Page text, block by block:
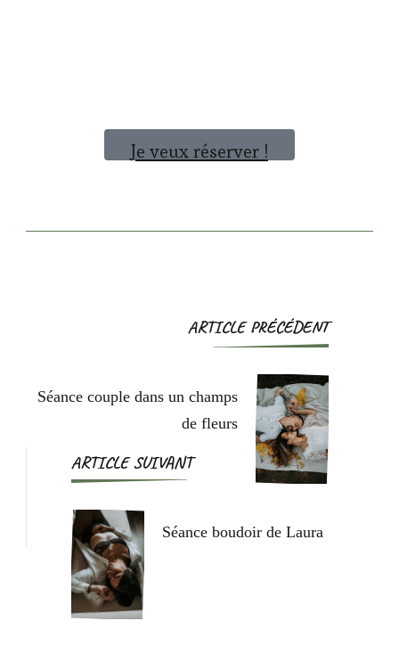
Je veux réserver !
ARTICLE PRÉCÉDENT
Séance couple dans un champs
de fleurs
ARTICLE SUIVANT
Séance boudoir de Laura